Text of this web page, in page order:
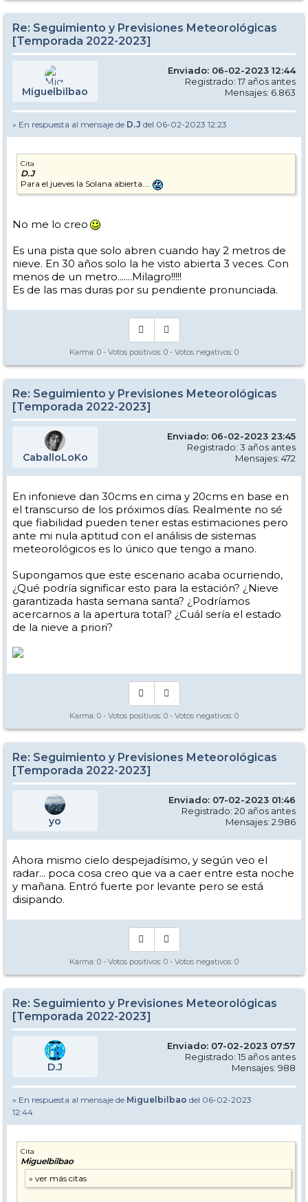
Re: Seguimiento y Previsiones Meteorológicas
[Temporada 2022-2023]
Miguelbilbao
Enviado: 06-02-2023 12:44
Registrado: 17 años antes
Mensajes: 6.863
» En respuesta al mensaje de D.J del 06-02-2023 12:23
Cita
D.J
Para el jueves la Solana abierta....
No me lo creo
Es una pista que solo abren cuando hay 2 metros de
nieve. En 30 años solo la he visto abierta 3 veces. Con
menos de un metro.......Milagro!!!!!
Es de las mas duras por su pendiente pronunciada.
Karma: 0 - Votos positivos: 0 - Votos negativos: 0
Re: Seguimiento y Previsiones Meteorológicas
[Temporada 2022-2023]
CaballoLoKo
Enviado: 06-02-2023 23:45
Registrado: 3 años antes
Mensajes: 472
En infonieve dan 30cms en cima y 20cms en base en
el transcurso de los próximos días. Realmente no sé
que fiabilidad pueden tener estas estimaciones pero
ante mi nula aptitud con el análisis de sistemas
meteorológicos es lo único que tengo a mano.
Supongamos que este escenario acaba ocurriendo,
¿Qué podría significar esto para la estación? ¿Nieve
garantizada hasta semana santa? ¿Podríamos
acercarnos a la apertura total? ¿Cuál sería el estado
de la nieve a priori?
Karma: 0 - Votos positivos: 0 - Votos negativos: 0
Re: Seguimiento y Previsiones Meteorológicas
[Temporada 2022-2023]
yo
Enviado: 07-02-2023 01:46
Registrado: 20 años antes
Mensajes: 2.986
Ahora mismo cielo despejadísimo, y según veo el
radar... poca cosa creo que va a caer entre esta noche
y mañana. Entró fuerte por levante pero se está
disipando.
Karma: 0 - Votos positivos: 0 - Votos negativos: 0
Re: Seguimiento y Previsiones Meteorológicas
[Temporada 2022-2023]
D.J
Enviado: 07-02-2023 07:57
Registrado: 15 años antes
Mensajes: 988
» En respuesta al mensaje de Miguelbilbao del 06-02-2023
12:44
Cita
Miguelbilbao